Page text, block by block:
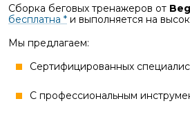
Сборка беговых тренажеров от
бесплатна * и выполняется на
Мы предлагаем:
Сертифицированных
С профессиональным